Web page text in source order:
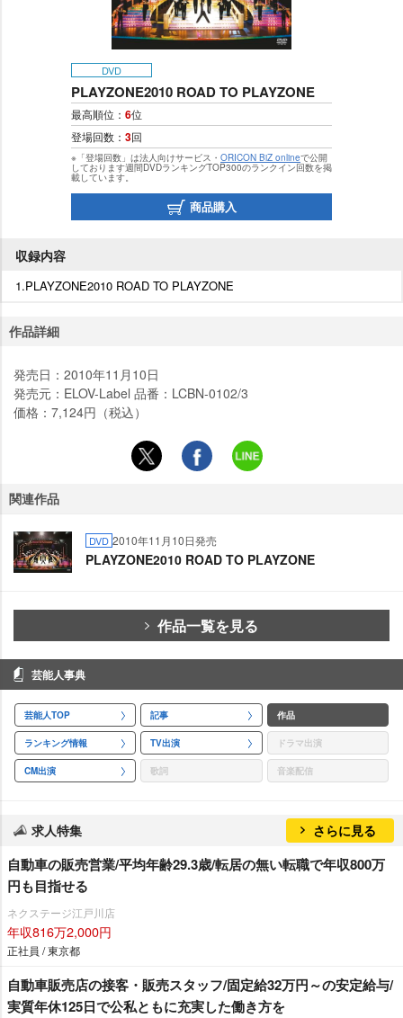
DVD
PLAYZONE2010 ROAD TO PLAYZONE
最高順位： 6位
登場回数： 3回
※「登場回数」は法人向けサービス・ ORICON BiZ onlineで公開
しております週間DVDランキングTOP300のランクイン回数を掲
載しています。
商品購入
収録内容
1.PLAYZONE2010 ROAD TO PLAYZONE
作品詳細
発売日：2010年11月10日
発売元：ELOV-Label 品番：LCBN-0102/3
価格：7,124円（税込）
関連作品
DVD 2010年11月10日発売
PLAYZONE2010 ROAD TO PLAYZONE
作品一覧を見る
芸能人事典
芸能人TOP 記事 作品
ランキング情報 TV出演 ドラマ出演
CM出演 歌詞 音楽配信
求人特集 さらに見る
自動車の販売営業/平均年齢29.3歳/転居の無い転職で年収800万
円も目指せる
ネクステージ江戸川店
年収816万2,000円
正社員 / 東京都
自動車販売店の接客・販売スタッフ/固定給32万円～の安定給与/
実質年休125日で公私ともに充実した働き方を